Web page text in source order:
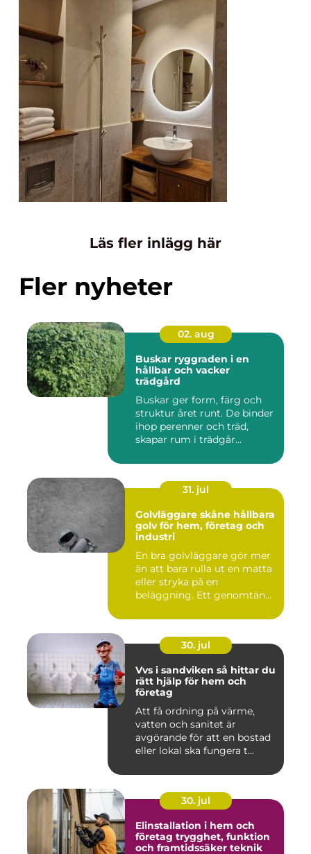
Läs fler inlägg här
Fler nyheter
02. aug
Buskar ryggraden i en
hållbar och vacker
trädgård
Buskar ger form, färg och
struktur året runt. De binder
ihop perenner och träd,
skapar rum i trädgår...
31. jul
Golvläggare skåne hållbara
golv för hem, företag och
industri
En bra golvläggare gör mer
än att bara rulla ut en matta
eller stryka på en
beläggning. Ett genomtän...
30. jul
Vvs i sandviken så hittar du
rätt hjälp för hem och
företag
Att få ordning på värme,
vatten och sanitet är
avgörande för att en bostad
eller lokal ska fungera t...
30. jul
Elinstallation i hem och
företag trygghet, funktion
och framtidssäker teknik